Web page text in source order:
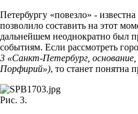
Петербургу «повезло» -
позволило составить на этот
дальнейшем неоднократно был
событиям. Если рассмотреть
3 «Санкт-Петербург, основание,
Порфирий»), то станет понятна
Рис. 3.